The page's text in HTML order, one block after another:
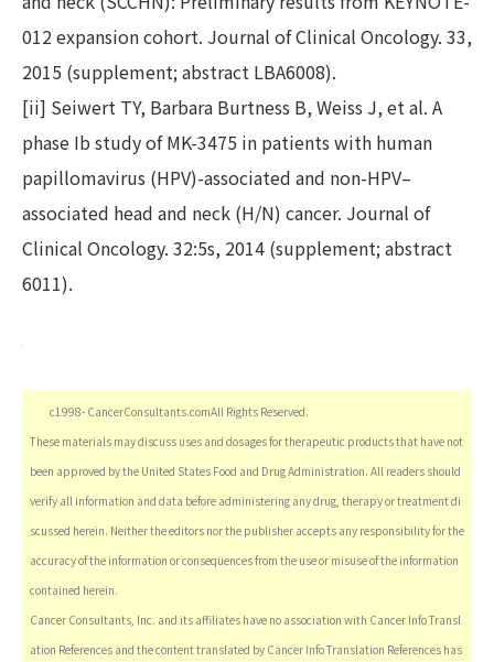
012 expansion cohort. Journal of Clinical Oncology. 33,
2015 (supplement; abstract LBA6008).
[ii] Seiwert TY, Barbara Burtness B, Weiss J, et al. A
phase Ib study of MK-3475 in patients with human
papillomavirus (HPV)-associated and non-HPV–
associated head and neck (H/N) cancer. Journal of
Clinical Oncology. 32:5s, 2014 (supplement; abstract
6011).
c1998- CancerConsultants.comAll Rights Reserved.
These materials may discuss uses and dosages for therapeutic products that have not
been approved by the United States Food and Drug Administration. All readers should
verify all information and data before administering any drug, therapy or treatment di
scussed herein. Neither the editors nor the publisher accepts any responsibility for the
accuracy of the information or consequences from the use or misuse of the information
contained herein.
Cancer Consultants, Inc. and its affiliates have no association with Cancer Info Transl
ation References and the content translated by Cancer Info Translation References has